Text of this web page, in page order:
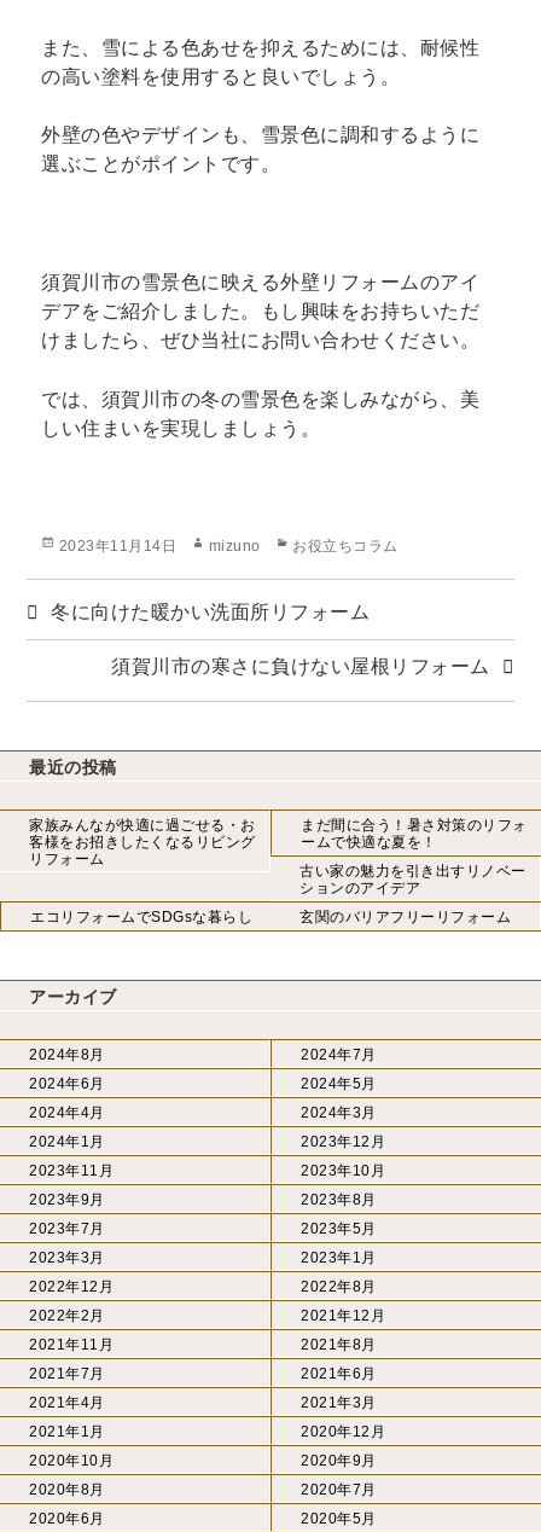
また、雪による色あせを抑えるためには、耐候性
の高い塗料を使用すると良いでしょう。
外壁の色やデザインも、雪景色に調和するように
選ぶことがポイントです。
須賀川市の雪景色に映える外壁リフォームのアイ
デアをご紹介しました。もし興味をお持ちいただ
けましたら、ぜひ当社にお問い合わせください。
では、須賀川市の冬の雪景色を楽しみながら、美
しい住まいを実現しましょう。
投
2023年11月14日
作
mizuno
カ
リ
お役立ちコラム
冬に向けた暖かい洗面所リフォーム
須賀川市の寒さに負けない屋根リフォーム
最近の投稿
家族みんなが快適に過ごせる・お
客様をお招きしたくなるリビング
リフォーム
まだ間に合う！暑さ対策のリフォ
ームで快適な夏を！
古い家の魅力を引き出すリノベー
ションのアイデア
エコリフォームでSDGsな暮らし
玄関のバリアフリーリフォーム
アーカイブ
2024年8月
2024年7月
2024年6月
2024年5月
2024年4月
2024年3月
2024年1月
2023年12月
2023年11月
2023年10月
2023年9月
2023年8月
2023年7月
2023年5月
2023年3月
2023年1月
2022年12月
2022年8月
2022年2月
2021年12月
2021年11月
2021年8月
2021年7月
2021年6月
2021年4月
2021年3月
2021年1月
2020年12月
2020年10月
2020年9月
2020年8月
2020年7月
2020年6月
2020年5月